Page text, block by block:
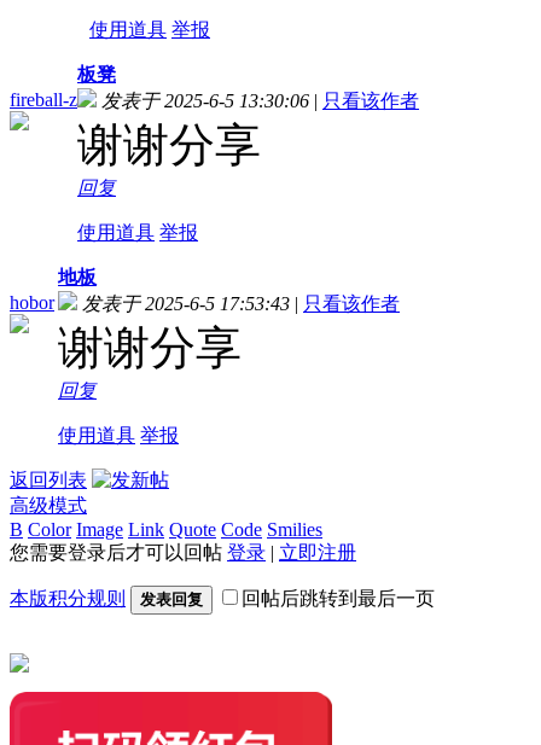
使用道具 举报
fireball-z
板凳
发表于 2025-6-5 13:30:06 | 只看该作者
谢谢分享
回复
使用道具 举报
hobor
地板
发表于 2025-6-5 17:53:43 | 只看该作者
谢谢分享
回复
使用道具 举报
返回列表
高级模式
B Color Image Link Quote Code Smilies
您需要登录后才可以回帖 登录 | 立即注册
本版积分规则 发表回复 回帖后跳转到最后一页